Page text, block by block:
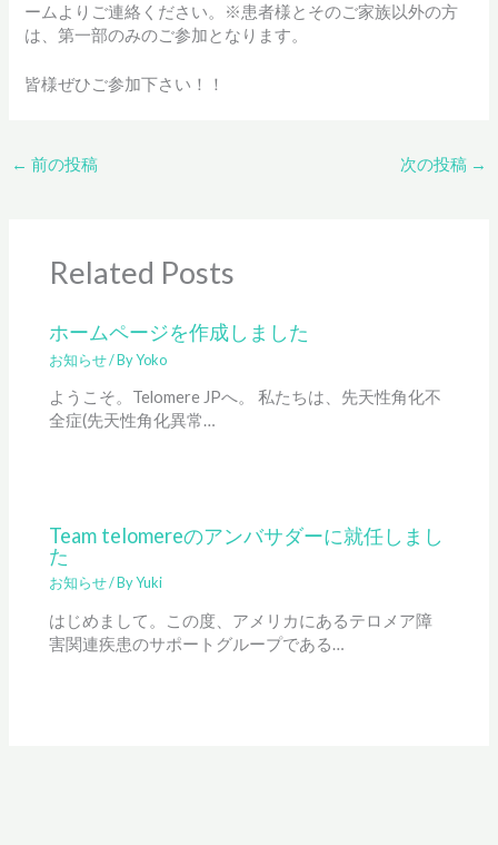
ームよりご連絡ください。※患者様とそのご家族以外の方
は、第一部のみのご参加となります。
皆様ぜひご参加下さい！！
← 前の投稿 次の投稿 →
Related Posts
ホームページを作成しました
お知らせ/ ByYoko
ようこそ。Telomere JPへ。 私たちは、先天性角化不
全症(先天性角化異常…
Team telomereのアンバサダーに就任しまし
た
お知らせ/ ByYuki
はじめまして。この度、アメリカにあるテロメア障
害関連疾患のサポートグループである…